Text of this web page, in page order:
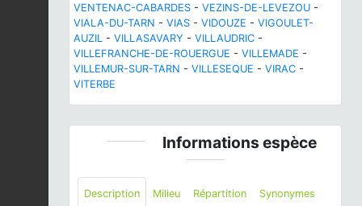
VENTENAC-CABARDES - VEZINS-DE-LEVEZOU -
VIALA-DU-TARN - VIAS - VIDOUZE - VIGOULET-
AUZIL - VILLASAVARY - VILLAUDRIC -
VILLEFRANCHE-DE-ROUERGUE - VILLEMADE -
VILLEMUR-SUR-TARN - VILLESEQUE - VIRAC -
VITERBE
Informations espèce
Description Milieu Répartition Synonymes